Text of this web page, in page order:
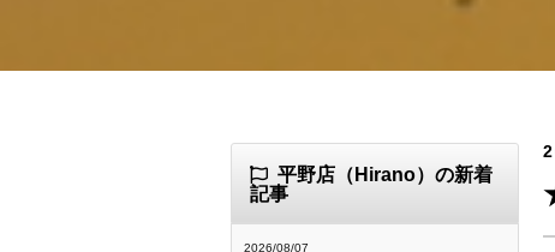
平野店（Hirano）の新着
記事
2026/08/07